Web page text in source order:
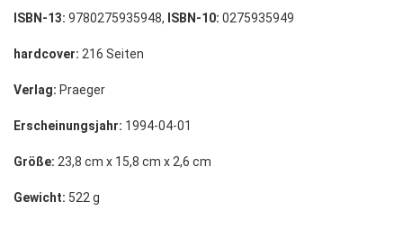
ISBN-13: 9780275935948, ISBN-10: 0275935949
hardcover: 216 Seiten
Verlag: Praeger
Erscheinungsjahr: 1994-04-01
Größe: 23,8 cm x 15,8 cm x 2,6 cm
Gewicht: 522 g